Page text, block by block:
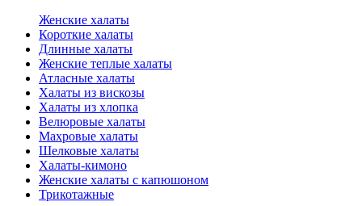
Женские халаты
Короткие халаты
Длинные халаты
Женские теплые халаты
Атласные халаты
Халаты из вискозы
Халаты из хлопка
Велюровые халаты
Махровые халаты
Шелковые халаты
Халаты-кимоно
Женские халаты с капюшоном
Трикотажные